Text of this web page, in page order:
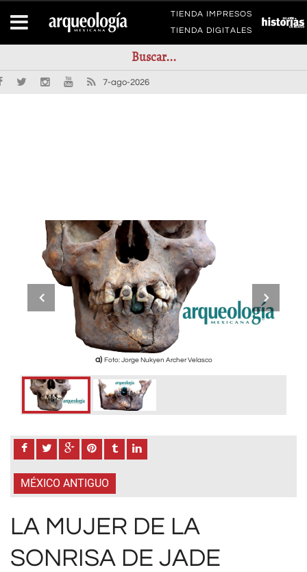
TIENDA IMPRESOS
TIENDA DIGITALES
7-ago-2026
a) Foto: Jorge Nukyen Archer Velasco
MÉXICO ANTIGUO
LA MUJER DE LA
SONRISA DE JADE